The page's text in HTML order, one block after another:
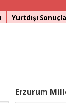
Yurtdışı
Erzurum